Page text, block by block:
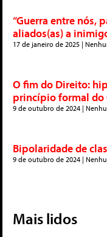
“Guerra entre nós,
aliados(as) a
17 de janeiro de 2025
O fim do Direito:
princípio formal do
9 de outubro de 2024
Bipolaridade de
9 de outubro de 2024
Mais lidos